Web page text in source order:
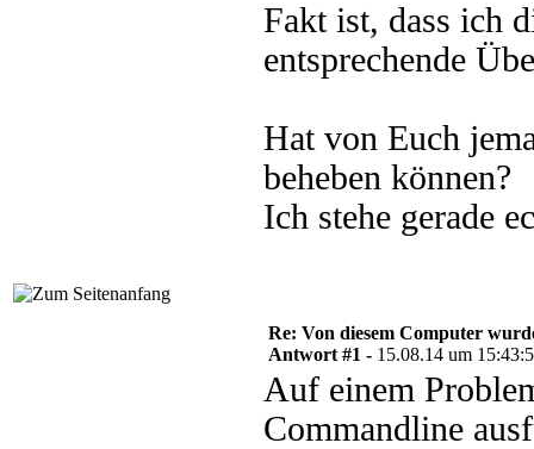
Fakt ist, dass ich
entsprechende
Hat von Euch
beheben können?
Ich stehe gerade
Re: Von diesem Computer
Antwort #1 - 15.08.14 um
Auf einem
Commandline